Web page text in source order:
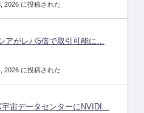
2026 に投稿された
アがレバ5倍で取引可能に…
2026 に投稿された
宇宙データセンターにNVIDI...